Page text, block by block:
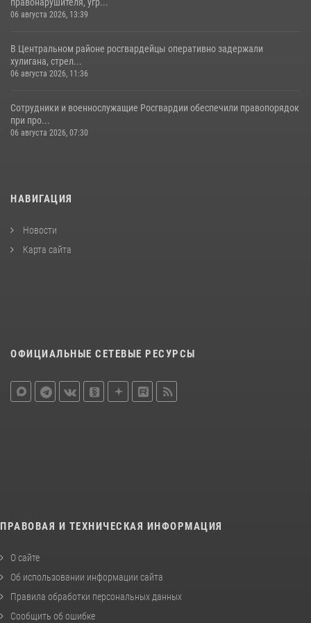
правонарушителя, угр...
06 августа 2026, 13:39
В Центральном районе росгвардейцы оперативно задержали
хулигана, стрел...
06 августа 2026, 11:36
Сотрудники и военнослужащие Росгвардии обеспечили правопорядок
при про...
06 августа 2026, 07:30
НАВИГАЦИЯ
Новости
Карта сайта
ОФИЦИАЛЬНЫЕ СЕТЕВЫЕ РЕСУРСЫ
ПРАВОВАЯ И ТЕХНИЧЕСКАЯ ИНФОРМАЦИЯ
О сайте
Об использовании информации сайта
Правила обработки персональных данных
Сообщить об ошибке